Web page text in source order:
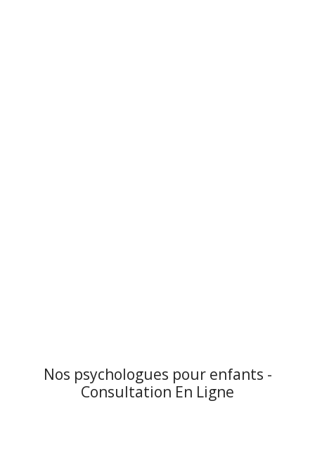
Nos psychologues pour enfants -
Consultation En Ligne